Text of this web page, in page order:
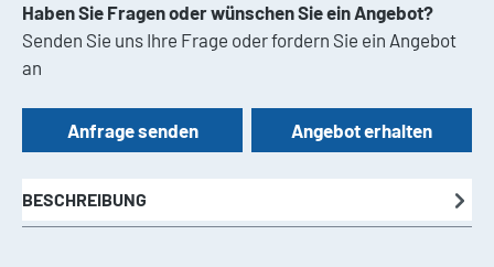
Haben Sie Fragen oder wünschen Sie ein Angebot?
Senden Sie uns Ihre Frage oder fordern Sie ein Angebot
an
Anfrage senden Angebot erhalten
BESCHREIBUNG